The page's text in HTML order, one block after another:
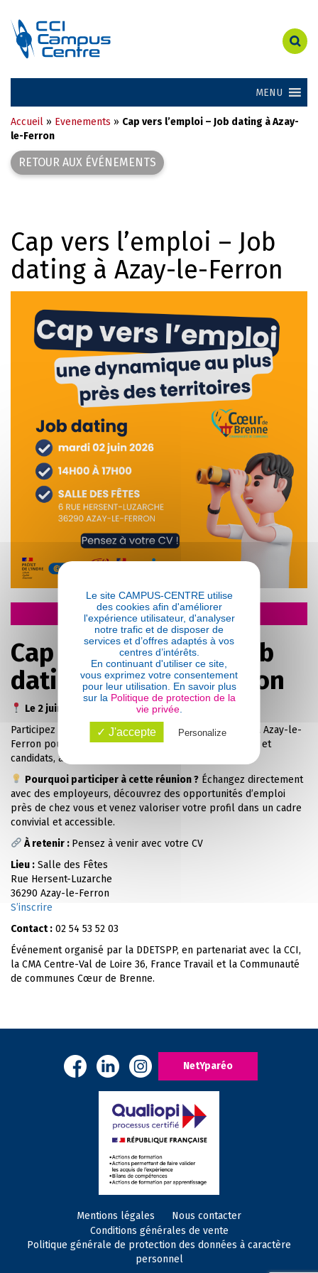
MENU
Accueil » Evenements » Cap vers l’emploi – Job dating à Azay-
le-Ferron
RETOUR AUX ÉVÉNEMENTS
Cap vers l’emploi – Job
dating à Azay-le-Ferron
02/06/2026
Cap vers l’emploi – Job
dating à Azay-le-Ferron
Le 2 juin de 14h à 17h
Participez à
Cap vers l’emploi, un job dating organisé à Azay-le-
Ferron pour favoriser les rencontres entre recruteurs et
candidats, au plus près des territoires.
Pourquoi participer à cette réunion ?Échangez directement
avec des employeurs, découvrez des opportunités d’emploi
près de chez vous et venez valoriser votre profil dans un cadre
convivial et accessible.
À retenir : Pensez à venir avec votre CV
Lieu : Salle des Fêtes
Rue Hersent-Luzarche
36290 Azay-le-Ferron
S’inscrire
Contact : 02 54 53 52 03
Événement organisé par la DDETSPP, en partenariat avec la CCI,
la CMA Centre-Val de Loire 36, France Travail et la Communauté
de communes Cœur de Brenne.
NetYparéo
Mentions légales
Nous contacter
Conditions générales de vente
Politique générale de protection des données à caractère
personnel
Le site CAMPUS-CENTRE utilise
des cookies afin d'améliorer
l'expérience utilisateur, d'analyser
notre trafic et de disposer de
services et d’offres adaptés à vos
centres d’intérêts.
En continuant d'utiliser ce site,
vous exprimez votre consentement
pour leur utilisation. En savoir plus
sur la Politique de protection de la
vie privée.
✓ J'accepte Personalize